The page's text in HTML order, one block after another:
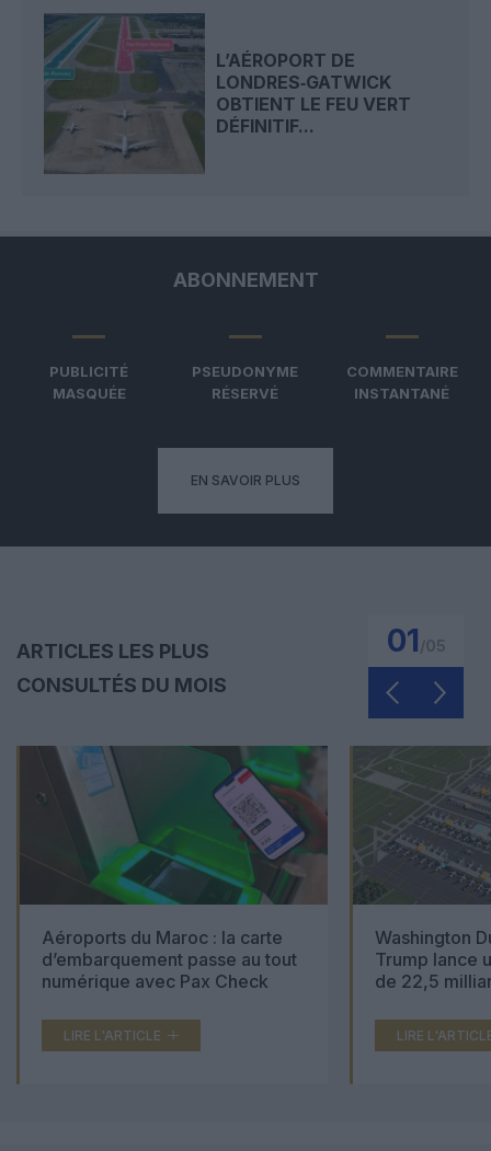
L’AÉROPORT DE
LONDRES‑GATWICK
OBTIENT LE FEU VERT
DÉFINITIF...
ABONNEMENT
PUBLICITÉ
MASQUÉE
PSEUDONYME
RÉSERVÉ
COMMENTAIRE
INSTANTANÉ
EN SAVOIR PLUS
ARTICLES LES PLUS
CONSULTÉS DU MOIS
01
Aéroports du Maroc : la carte
d’embarquement passe au tout
numérique avec Pax Check
LIRE L'ARTICLE
Washington
Trump lance
de 22,5
LIRE